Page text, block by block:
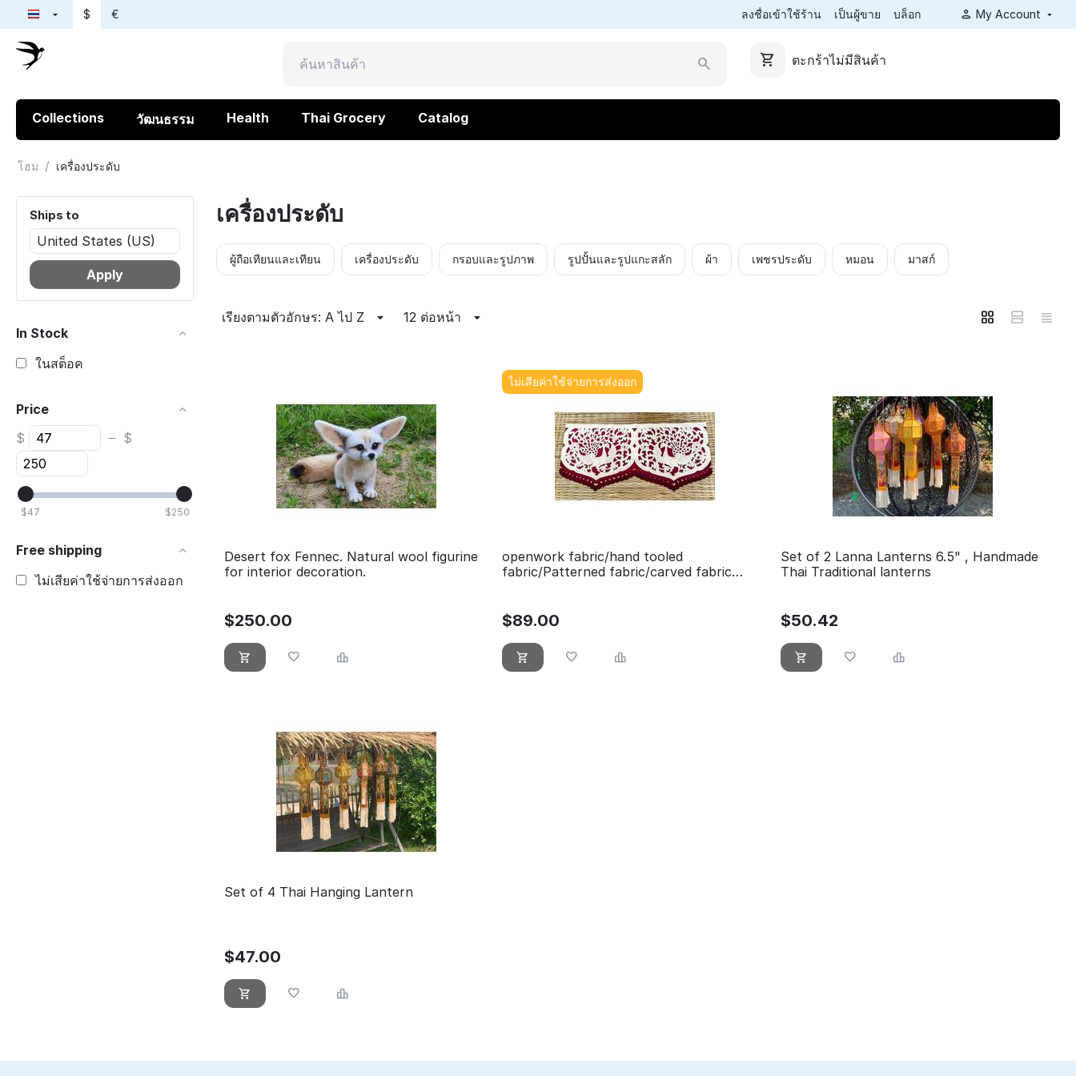
$ € ลงชื่อเข้าใช้ร้าน เป็นผู้ขาย บล็อก My Account
ตะกร้าไม่มีสินค้า
Collections วัฒนธรรม Health Thai Grocery Catalog
โฮม / เครื่องประดับ
Ships to
Apply
In Stock
ในสต็อค
Price
$
– $
$47 $250
Free shipping
ไม่เสียค่าใช้จ่ายการส่งออก
เครื่องประดับ
ผู้ถือเทียนและเทียน เครื่องประดับ กรอบและรูปภาพ รูปปั้นและรูปแกะสลัก ผ้า เพชรประดับ หมอน มาสก์
เรียงตามตัวอักษร: A ไป Z 12 ต่อหน้า
Desert fox Fennec. Natural wool figurine
for interior decoration.
$250.00
ไม่เสียค่าใช้จ่ายการส่งออก
openwork fabric/hand tooled
fabric/Patterned fabric/carved fabric
$89.00
Set of 2 Lanna Lanterns 6.5" , Handmade
Thai Traditional lanterns
$50.42
Set of 4 Thai Hanging Lantern
$47.00